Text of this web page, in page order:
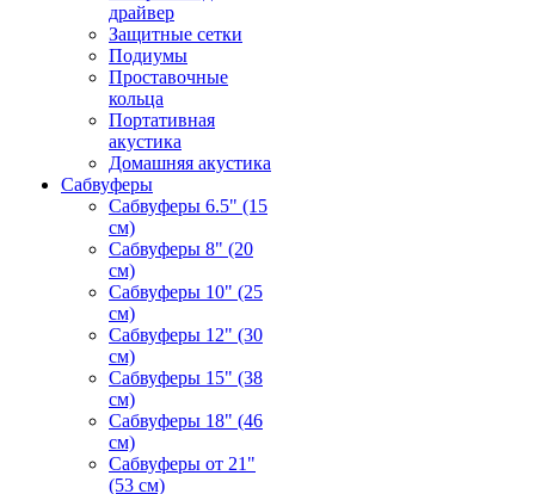
драйвер
Защитные сетки
Подиумы
Проставочные
кольца
Портативная
акустика
Домашняя акустика
Сабвуферы
Сабвуферы 6.5" (15
см)
Сабвуферы 8" (20
см)
Сабвуферы 10" (25
см)
Сабвуферы 12" (30
см)
Сабвуферы 15" (38
см)
Сабвуферы 18" (46
см)
Сабвуферы от 21"
(53 см)